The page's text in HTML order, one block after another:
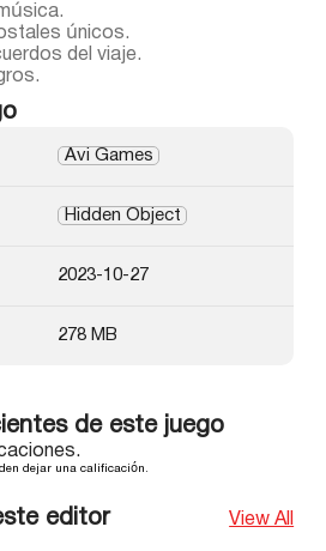
únicos.
del viaje.
Avi Games
Hidden Object
2023-10-27
278 MB
de este juego
dejar una calificación.
editor View All